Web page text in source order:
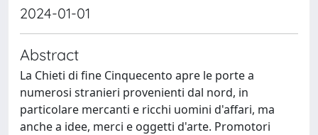
2024-01-01
Abstract
La Chieti di fine Cinquecento apre le porte a
numerosi stranieri provenienti dal nord, in
particolare mercanti e ricchi uomini d'affari, ma
anche a idee, merci e oggetti d'arte. Promotori